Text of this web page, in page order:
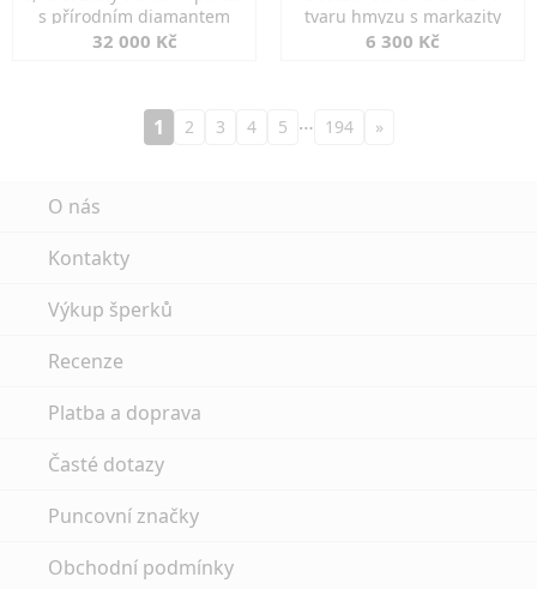
s přírodním diamantem
32 000 Kč
tvaru hmyzu s markazity
6 300 Kč
1 2 3 4 5 … 194 »
O nás
Kontakty
Výkup šperků
Recenze
Platba a doprava
Časté dotazy
Puncovní značky
Obchodní podmínky